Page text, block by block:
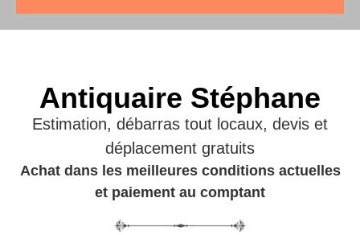
Antiquaire Stéphane
Estimation, débarras tout locaux, devis et
déplacement gratuits
Achat dans les meilleures conditions actuelles
et paiement au comptant